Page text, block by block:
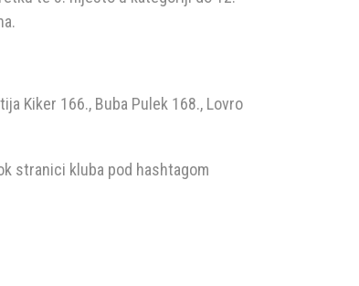
Kiker 166., Buba Pulek 168., Lovro
stranici kluba pod hashtagom